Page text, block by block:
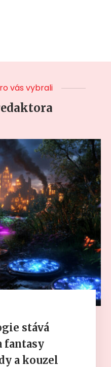
vás vybrali
stává
fantasy
a kouzel